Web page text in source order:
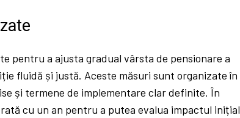
pentru a ajusta gradual vârsta de pensionare a
fluidă și justă. Aceste măsuri sunt organizate în
și termene de implementare clar definite. În
cu un an pentru a putea evalua impactul inițial